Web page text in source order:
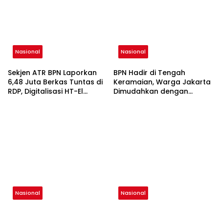
Nasional
Sekjen ATR BPN Laporkan
6,48 Juta Berkas Tuntas di
RDP, Digitalisasi HT-El
Nasional
BPN Hadir di Tengah
Keramaian, Warga Jakarta
Dimudahkan dengan
Nasional Nasional